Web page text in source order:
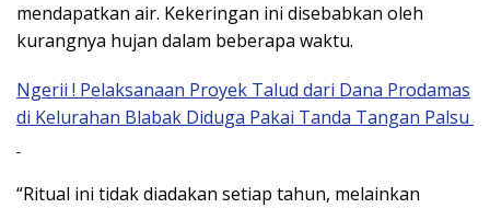
mendapatkan air. Kekeringan ini disebabkan oleh
kurangnya hujan dalam beberapa waktu.
Ngerii ! Pelaksanaan Proyek Talud dari Dana Prodamas
di Kelurahan Blabak Diduga Pakai Tanda Tangan Palsu
“Ritual ini tidak diadakan setiap tahun, melainkan